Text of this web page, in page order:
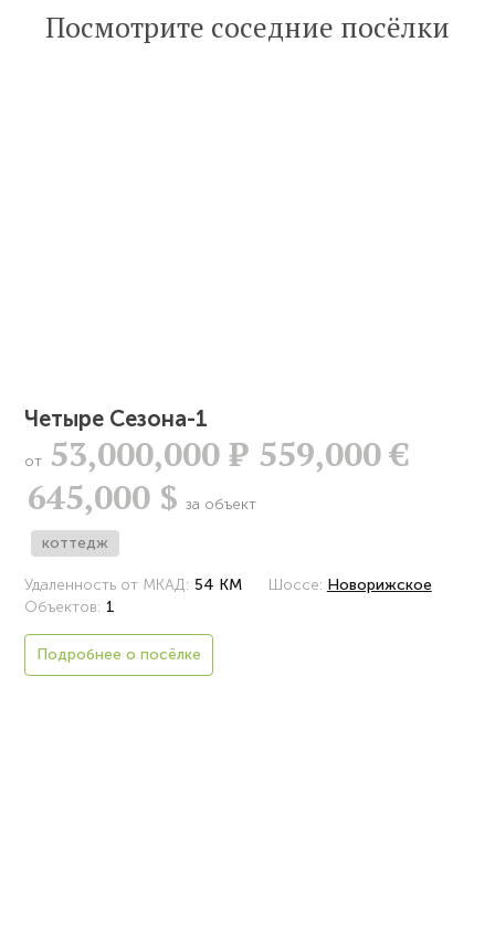
Посмотрите соседние посёлки
Четыре Сезона-1
от 53,000,000Р 559,000 €
645,000 $ за объект
коттедж
Удаленность от МКАД: 54 КМ Шоссе: Новорижское
Объектов: 1
Подробнее о посёлке